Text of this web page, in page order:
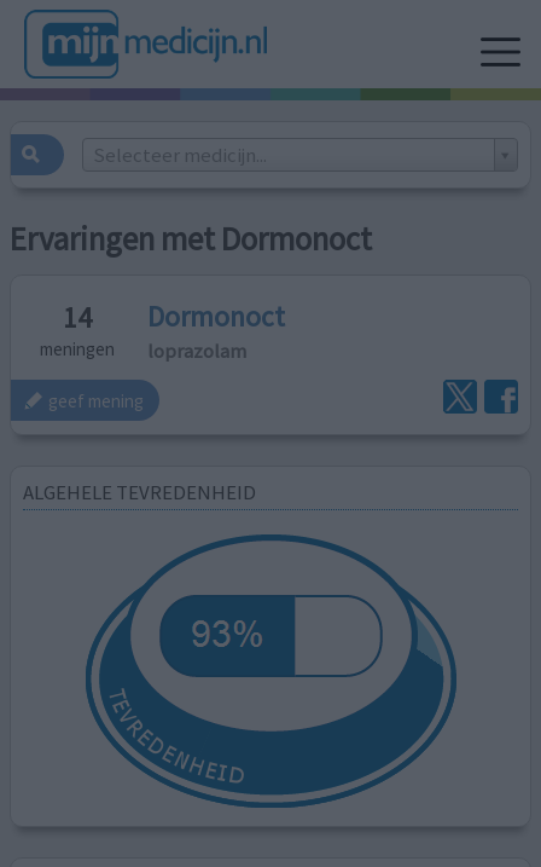
Selecteer medicijn...
Ervaringen met Dormonoct
14
meningen
Dormonoct
loprazolam
geef mening
ALGEHELE TEVREDENHEID